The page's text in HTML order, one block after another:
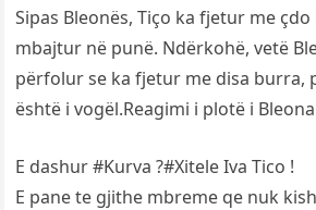
Sipas Bleonës, Tiço ka fjetur me
mbajtur në punë. Ndërkohë, vetë
përfolur se ka fjetur me disa burra,
është i vogël.Reagimi i plotë i
E dashur #Kurva ?#Xitele Iva Tico !
E pane te gjithe mbreme qe nuk